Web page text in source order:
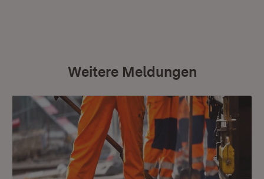
Weitere Meldungen